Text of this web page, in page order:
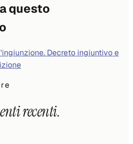
questo
Decreto ingiuntivo e
recenti.